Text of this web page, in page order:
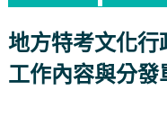
地方特考文化行
工作內容與分發